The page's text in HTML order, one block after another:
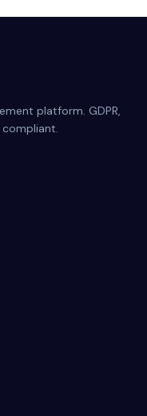
platform. GDPR,
compliant.